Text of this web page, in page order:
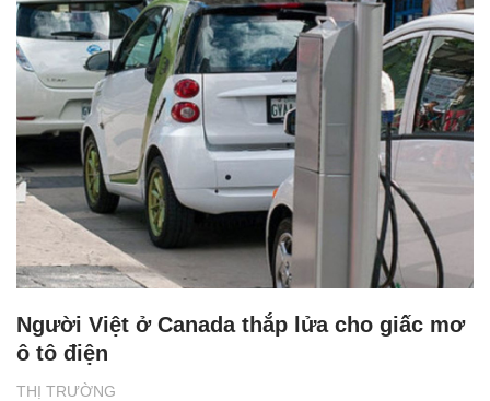
THỊ TRƯỜNG
Người Việt ở Canada thắp lửa cho giấc mơ
ô tô điện